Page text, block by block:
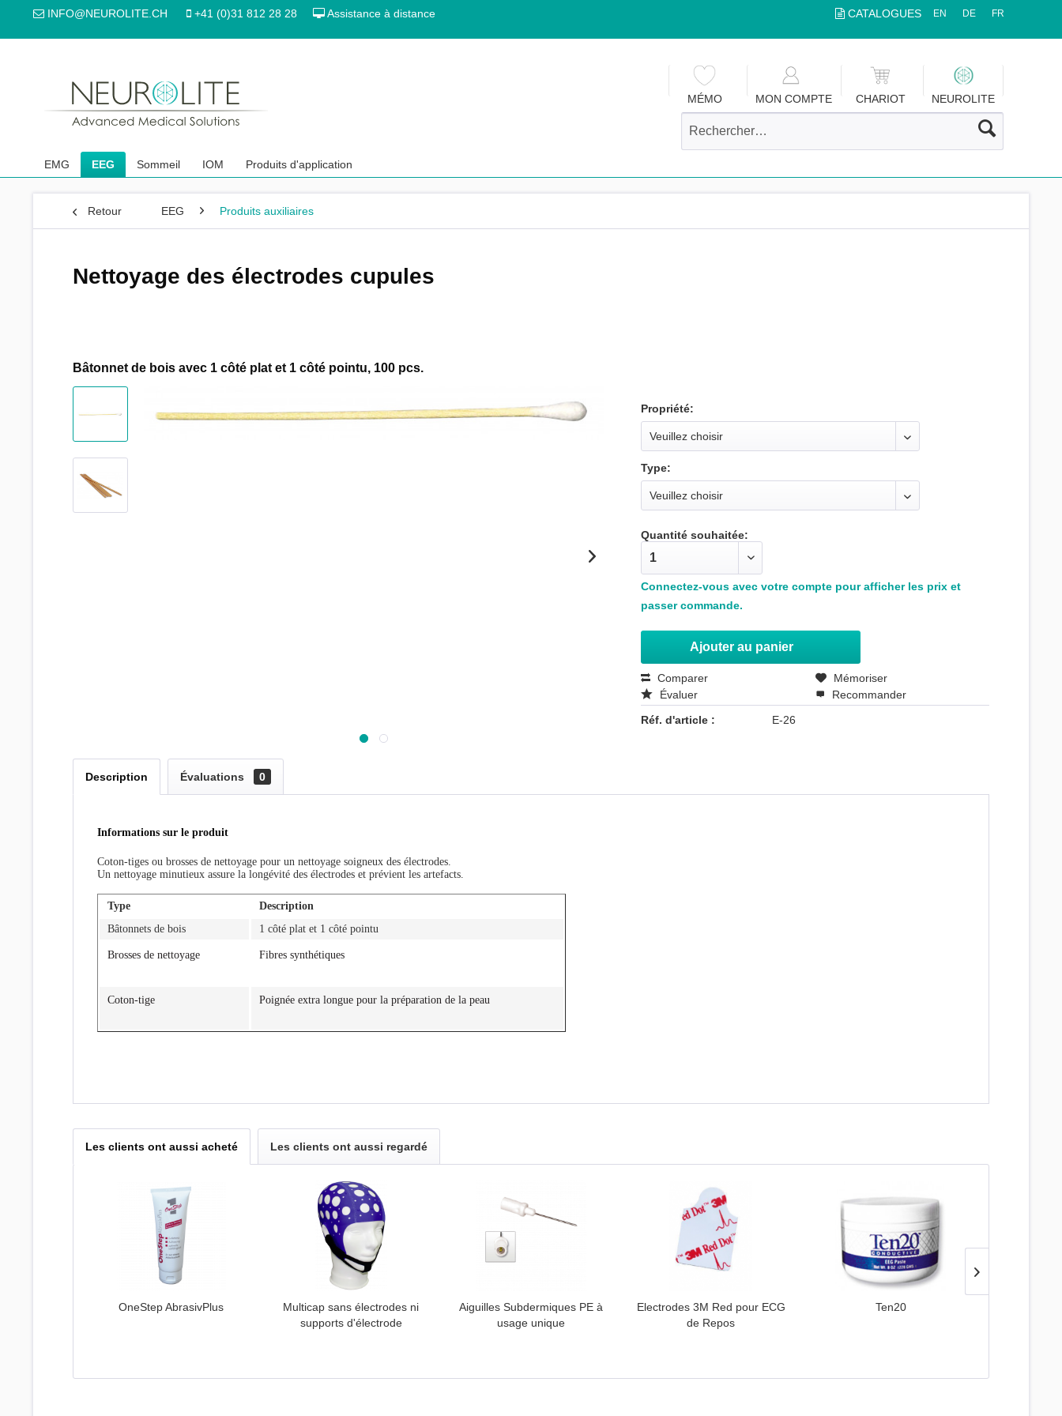
INFO@NEUROLITE.CH +41 (0)31 812 28 28 Assistance à distance EN DE FR
CATALOGUES
MÉMO MON COMPTE CHARIOT NEUROLITE
EMG EEG Sommeil IOM Produits d'application
Retour EEG Produits auxiliaires
Nettoyage des électrodes cupules
Bâtonnet de bois avec 1 côté plat et 1 côté pointu, 100 pcs.
Propriété:
Type:
Quantité souhaitée:
Connectez-vous avec votre compte pour afficher les prix et
passer commande.
Ajouter au panier
Comparer
Mémoriser
Évaluer
Recommander
Réf. d'article :
E-26
Description Évaluations 0
Informations sur le produit
Coton-tiges ou brosses de nettoyage pour un nettoyage soigneux des électrodes.
Un nettoyage minutieux assure la longévité des électrodes et prévient les artefacts.
Type
Description
Bâtonnets de bois
1 côté plat et 1 côté pointu
Brosses de nettoyage Fibres synthétiques
Coton-tige Poignée extra longue pour la préparation de la peau
Les clients ont aussi acheté Les clients ont aussi regardé
OneStep AbrasivPlus
Multicap sans électrodes ni
supports d'électrode
Aiguilles Subdermiques PE à
usage unique
Electrodes 3M Red pour ECG
de Repos
Ten20